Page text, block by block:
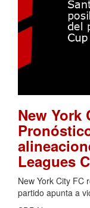
New York
Leagues
New York City FC
partido apunta a